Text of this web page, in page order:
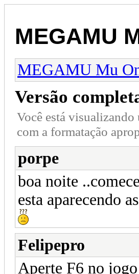
MEGAMU
MEGAMU Mu
Versão
Você está
com a formatação
porpe
boa noite
esta aparecendo
Felipepro
Aperte F6 no jogo